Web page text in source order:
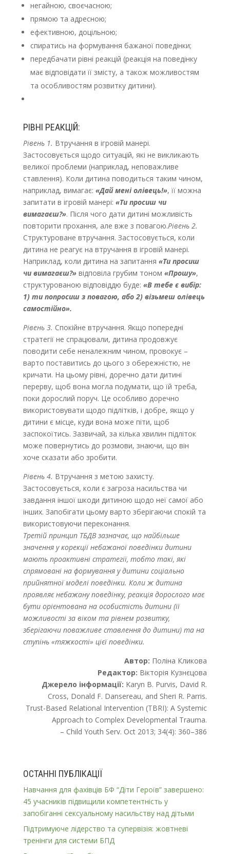
негайною, своєчасною;
прямою та адресною;
ефективною, доцільною;
спиратись на формування бажаної поведінки;
передбачати рівні реакцій (реакція на поведінку
має відповідати її змісту, а також можливостям
та особливостям розвитку дитини).
РІВНІ РЕАКЦІЙ:
Рівень 1. Втручання в ігровій манері.
Застосовується щодо ситуацій, які не викликають
великої проблеми (наприклад, неповажливе
ставлення). Коли дитина поводиться таким чином,
наприклад, вимагає: «Дай мені олівець!», її можна
запитати в ігровій манері: «Ти просиш чи
вимагаєш?». Після чого дати дитині можливість
повторити прохання, але вже з повагою.Рівень 2.
Структуроване втручання. Застосовується, коли
дитина не реагує на втручання в ігровій манері.
Наприклад, коли дитина на запитання «Ти просиш
чи вимагаєш?»відповіла грубим тоном «Прошу»,
структурованою відповіддю буде: «В тебе є вибір:
1) ти попросиш з повагою, або 2) візьмеш олівець
самостійно».
Рівень 3. Спокійне втручання. Якщо попередні
стратегії не спрацювали, дитина продовжує
поводити себе неналежним чином, провокує –
варто поставитись до цього з обережністю, не
кричати. На цьому рівні, доречно дати дитині
перерву, щоб вона могла подумати, що їй треба,
поки дорослий поруч. Це особливо доречно
використовувати щодо підлітків, і добре, якщо у
дитини є місце, куди вона може піти, щоб
заспокоїтись. Зазвичай, за кілька хвилин підліток
може повернутись до розмови, знаючи, що він
хоче сказати або зробити.
Рівень 4. Втручання з метою захисту.
Застосовується, коли є загроза насильства чи
завдання іншої шкоди дитиною щодо неї самої або
інших. Запобігати цьому варто зберігаючи спокій та
використовуючи переконання.
Третій принцип ТБДВ зазначає, що найбільше
значення у корекції небажаної поведінки дитини
мають проактивні стратегії, тобто такі, які
спрямовані на формування у дитини соціально
прийнятної моделі поведінки. Коли ж дитина
проявляє небажану поведінку, реакція дорослого має
бути орієнтована на особистість дитини (її
можливості за віком та рівнем розвитку,
зберігаючи поважливе ставлення до дитини) та на
ступінь «тяжкості» цієї поведінки.
Автор: Поліна Кликова
Редактор: Вікторія Кузнєцова
Джерело інформації: Karyn B. Purvis, David R.
Cross, Donald F. Dansereau, and Sheri R. Parris.
Trust-Based Relational Intervention (TBRI): A Systemic
Approach to Complex Developmental Trauma.
– Child Youth Serv. Oct 2013; 34(4): 360–386
ОСТАННІ ПУБЛІКАЦІЇ
Навчання для фахівців БФ “Діти Героїв” завершено:
45 учасників підвищили компетентність у
запобіганні сексуальному насильству над дітьми
Підтримуюче лідерство та супервізія: жовтневі
тренінги для системи БПД